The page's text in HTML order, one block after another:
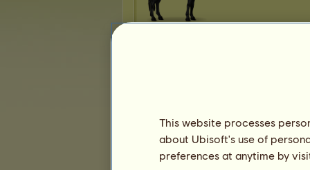
Aurora
This website processes
about Ubisoft's use of
preferences at anytime by